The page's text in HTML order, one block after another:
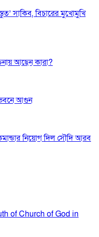
সাকিব, বিচারের মুখোমুখি
আছেন কারা?
আগুন
নিয়োগ দিল সৌদি আরব
of Church of God in